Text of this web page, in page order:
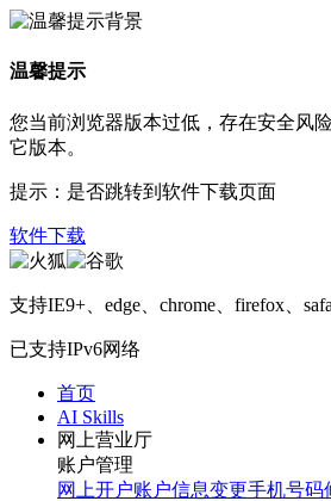
温馨提示
您当前浏览器版本过低，存在安全风
它版本。
提示：是否跳转到软件下载页面
软件下载
支持IE9+、edge、chrome、firefox、
已支持IPv6网络
首页
AI Skills
网上营业厅
账户管理
网上开户账户信息变更手机号码